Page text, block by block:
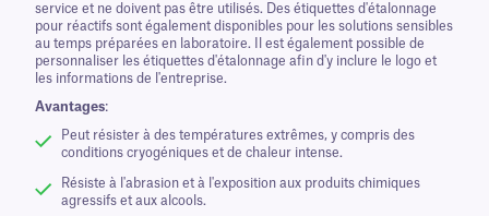
service et ne doivent pas être utilisés. Des étiquettes d'étalonnage
pour réactifs sont également disponibles pour les solutions sensibles
au temps préparées en laboratoire. Il est également possible de
personnaliser les étiquettes d'étalonnage afin d'y inclure le logo et
les informations de l'entreprise.
Avantages:
Peut résister à des températures extrêmes, y compris des
conditions cryogéniques et de chaleur intense.
Résiste à l'abrasion et à l'exposition aux produits chimiques
agressifs et aux alcools.